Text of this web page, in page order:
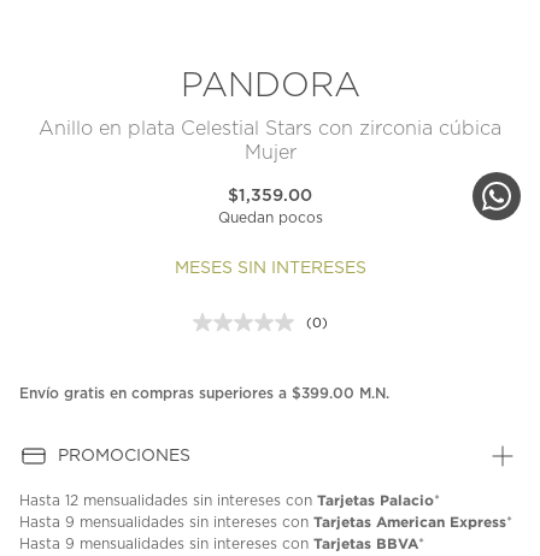
PANDORA
Anillo en plata Celestial Stars con zirconia cúbica
Mujer
$1,359.00
Quedan pocos
MESES SIN INTERESES
Sin
en
(0)
Envío gratis en compras superiores a $399.00 M.N.
PROMOCIONES
Hasta 12 mensualidades sin intereses con Tarjetas Palacio*
Hasta 9 mensualidades sin intereses con Tarjetas American Express*
Hasta 9 mensualidades sin intereses con Tarjetas BBVA*